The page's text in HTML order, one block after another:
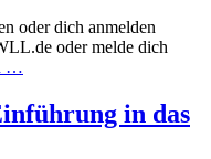
oder dich anmelden
oder melde dich
…
in das